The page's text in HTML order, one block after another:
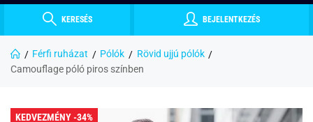
KERESÉS BEJELENTKEZÉS
Férfi ruházat Pólók
Rövid ujjú pólók
Camouflage póló piros színben
KEDVEZMÉNY -34%